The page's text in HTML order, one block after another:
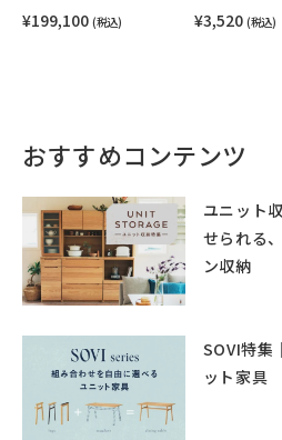
¥199,100 (税込) ¥3,520 (税込)
おすすめコンテンツ
ユニット
せられる
ン収納
SOVI特集
ット家具